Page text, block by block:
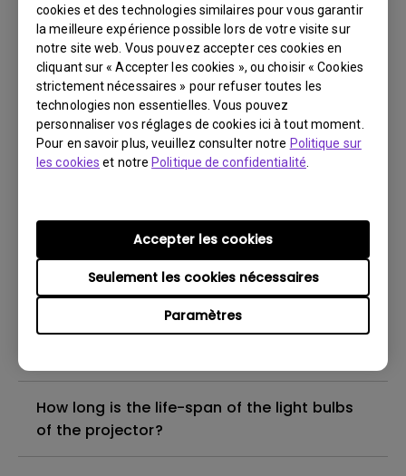
cookies et des technologies similaires pour vous garantir
la meilleure expérience possible lors de votre visite sur
notre site web. Vous pouvez accepter ces cookies en
cliquant sur « Accepter les cookies », ou choisir « Cookies
strictement nécessaires » pour refuser toutes les
technologies non essentielles. Vous pouvez
personnaliser vos réglages de cookies ici à tout moment.
Pour en savoir plus, veuillez consulter notre Politique sur
les cookies et notre Politique de confidentialité
Paramètres
Seulement les cookies nécessaires
Accepter les cookies
is on, the image is now blurred.
Can I leave my projector turned on 24/7?
What is BenQ Short-Throw Technology?
Why is the lamp is not as bright (or
dimmed) after using for a period of time?
What reason will cause lamp to
How long is the life-span of the light bulbs
of the projector?